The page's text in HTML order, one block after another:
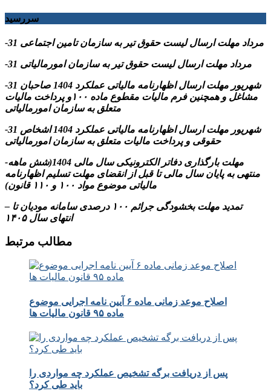
سررسید
-31 مرداد مهلت ارسال ليست حقوق تیر به سازمان تامین اجتماعی
-31 مرداد مهلت ارسال ليست حقوق تیر به سازمان امورمالیاتی
-31 شهریور مهلت ارسال اظهارنامه مالیاتی عملکرد 1404 صاحبان
مشاغل و همچنین فرم مالیات مقطوع ماده ۱۰۰و پرداخت مالیات
متعلق به سازمان امورمالیاتی
-31 شهریور مهلت ارسال اظهارنامه مالیاتی عملکرد 1404 اشخاص
حقوقی و پرداخت مالیات متعلق به سازمان امورمالیاتی
-مهلت بارگذاری دفاتر الکترونیکی سال مالی 1404(شش ماهه
منتهی به پایان سال مالی تا قبل از انقضای مهلت تسلیم اظهارنامه
مالیاتی موضوع مواد ۱۰۰ و ۱۱۰ قانون)
– تمدید مهلت بخشودگی جرائم ۱۰۰ درصدی سامانه مودیان تا
انتهای سال ۱۴۰۵
مطالب مرتبط
اصلاح موعد زمانی ماده ۶ آیین نامه اجرایی موضوع
ماده ۹۵ قانون مالیات ها
پس از دریافت برگه تشخیص عملکرد چه مواردی را
باید طی کرد؟